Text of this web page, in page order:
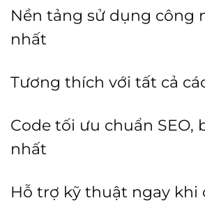
Nền tảng sử dụng công
nhất
Tương thích với tất cả
Code tối ưu chuẩn SEO,
nhất
Hỗ trợ kỹ thuật ngay khi